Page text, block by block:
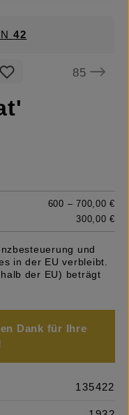
42
85
600 – 700,00 €
300,00 €
und
in der EU verbleibt.
der EU) beträgt
Dank für Ihre
135422